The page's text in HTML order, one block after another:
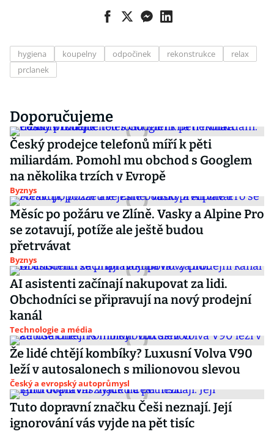
hygiena koupelny odpočinek rekonstrukce
relax
prclanek
Doporučujeme
Český prodejce telefonů míří k pěti
miliardám. Pomohl mu obchod s Googlem
na několika trzích v Evropě
Byznys
Měsíc po požáru ve Zlíně. Vasky a Alpine Pro
se zotavují, potíže ale ještě budou
přetrvávat
Byznys
AI asistenti začínají nakupovat za lidi.
Obchodníci se připravují na nový prodejní
kanál
Technologie a média
Že lidé chtějí kombíky? Luxusní Volva V90
leží v autosalonech s milionovou slevou
Český a evropský autoprůmysl
Tuto dopravní značku Češi neznají. Její
ignorování vás vyjde na pět tisíc